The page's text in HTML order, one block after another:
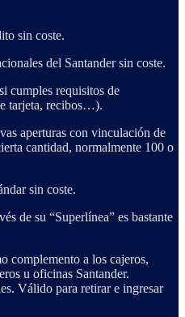
sin coste.
del Santander sin coste.
cumples requisitos de
tarjeta, recibos…).
aperturas con vinculación de
cantidad, normalmente 100 o
sin coste.
de su “Superlínea” es bastante
complemento a los cajeros,
u oficinas Santander.
Válido para retirar e ingresar